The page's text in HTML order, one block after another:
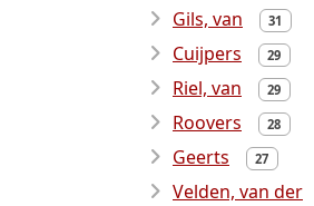
Gils, van 31
Cuijpers 29
Riel, van 29
Roovers 28
Geerts 27
Velden, van der